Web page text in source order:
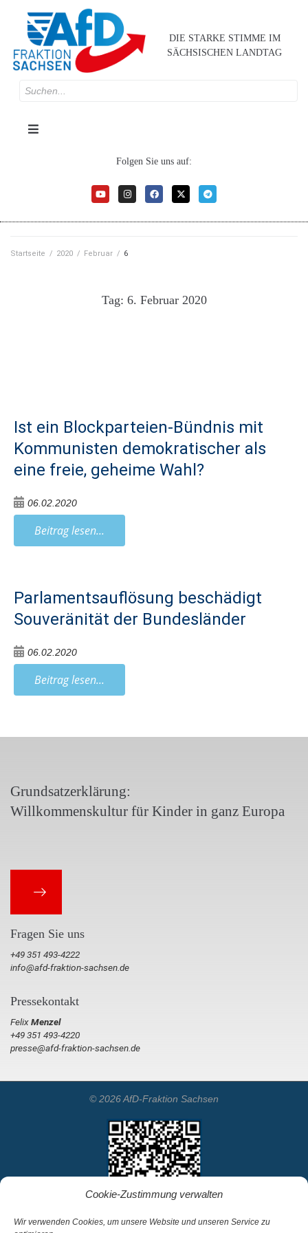
Cookie-Zustimmung verwalten
Wir verwenden Cookies, um unsere Website und unseren Service zu
DIE STARKE STIMME IM
SÄCHSISCHEN LANDTAG
Folgen Sie uns auf:
Startseite / 2020 / Februar / 6
Tag: 6. Februar 2020
Ist ein Blockparteien-Bündnis mit
Kommunisten demokratischer als
eine freie, geheime Wahl?
06.02.2020
Beitrag lesen...
Parlamentsauflösung beschädigt
Souveränität der Bundesländer
06.02.2020
Beitrag lesen...
Grundsatzerklärung:
Willkommenskultur für Kinder in ganz Europa
Fragen Sie uns
+49 351 493-4222
info@afd-fraktion-sachsen.de
Pressekontakt
FelixMenzel
+49 351 493-4220
presse@afd-fraktion-sachsen.de
© 2026 AfD-Fraktion Sachsen